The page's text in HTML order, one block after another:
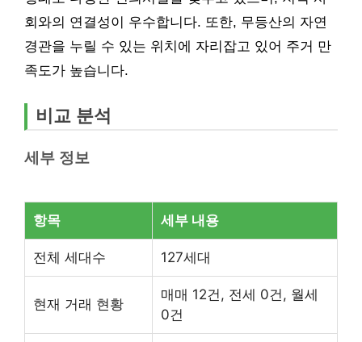
회와의 연결성이 우수합니다. 또한, 무등산의 자연
경관을 누릴 수 있는 위치에 자리잡고 있어 주거 만
족도가 높습니다.
비교 분석
세부 정보
항목 세부 내용
전체 세대수 127세대
현재 거래 현황
매매 12건, 전세 0건, 월세
0건